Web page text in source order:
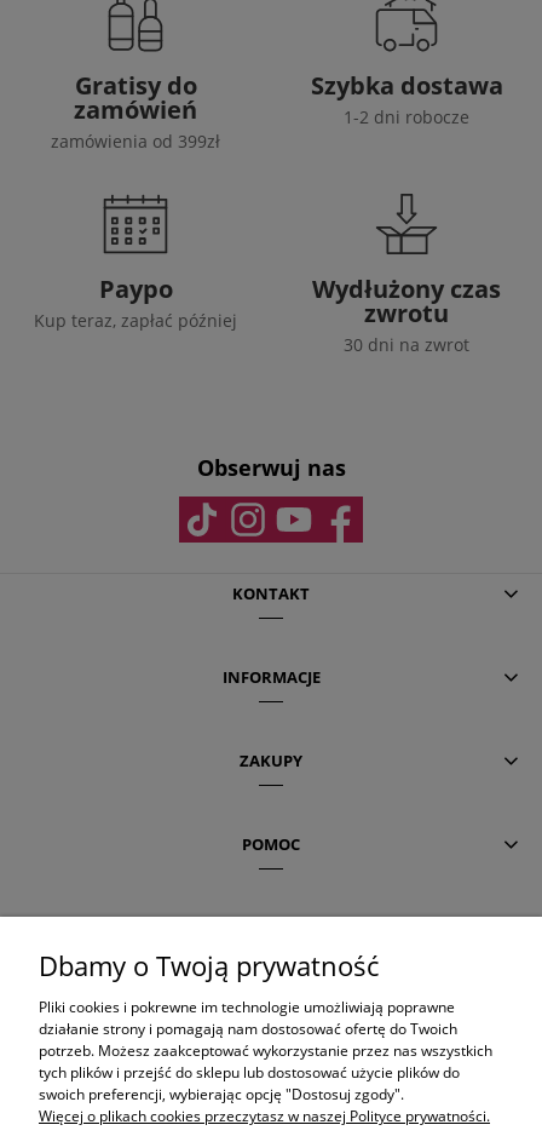
Gratisy do
zamówień
zamówienia od 399zł
Szybka dostawa
1-2 dni robocze
Paypo
Kup teraz, zapłać później
Wydłużony czas
zwrotu
30 dni na zwrot
Obserwuj nas
KONTAKT
INFORMACJE
ZAKUPY
POMOC
OLAPLEX
ORIBE
Dbamy o Twoją prywatność
Pliki cookies i pokrewne im technologie umożliwiają poprawne
działanie strony i pomagają nam dostosować ofertę do Twoich
potrzeb. Możesz zaakceptować wykorzystanie przez nas wszystkich
tych plików i przejść do sklepu lub dostosować użycie plików do
swoich preferencji, wybierając opcję "Dostosuj zgody".
Więcej o plikach cookies przeczytasz w naszej Polityce prywatności.